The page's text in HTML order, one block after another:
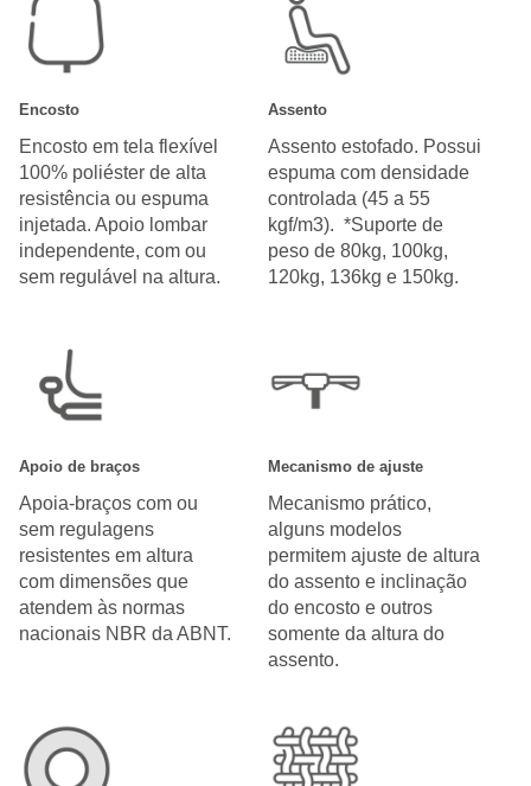
Encosto
Encosto em tela flexível
100% poliéster de alta
resistência ou espuma
injetada. Apoio lombar
independente, com ou
sem regulável na altura.
Assento
Assento estofado. Possui
espuma com densidade
controlada (45 a 55
kgf/m3). *Suporte de
peso de 80kg, 100kg,
120kg, 136kg e 150kg.
Apoio de braços
Apoia-braços com ou
sem regulagens
resistentes em altura
com dimensões que
atendem às normas
nacionais NBR da ABNT.
Mecanismo de ajuste
Mecanismo prático,
alguns modelos
permitem ajuste de altura
do assento e inclinação
do encosto e outros
somente da altura do
assento.